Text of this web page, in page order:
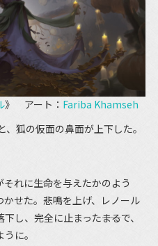
》 アート： Fariba Khamseh
狐の仮面の鼻面が上下した。
れに生命を与えたかのよう
せた。悲鳴を上げ、レノール
し、完全に止まった――まるで、
に。